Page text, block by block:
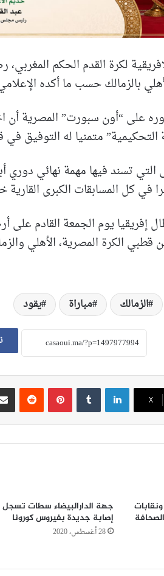
لكرة القدم الحكم
بالزمالك حسب ما أكده
على “أون سبورت” المصرية أن
متمنيا له التوفيق في
التي تسند فيها مهمة نهائي دوري
في كل المسابقات الكبرى القارية
إفريقيا يوم الجمعة القادم على
قطبي الكرة المصرية، الأهلي
الزمالك مباراة يقود
‫X
لينكدإن بينتيريست
إصابة جديدة بفيروس كورونا
28 أغسطس، 2020